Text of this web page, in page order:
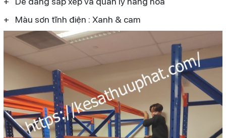
+ Màu sơn tĩnh điện : Xanh & cam